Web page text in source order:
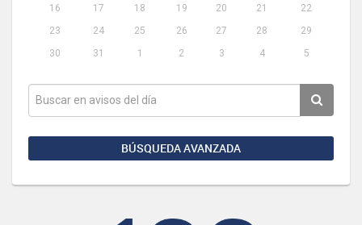
16
17 18 19 20 21
22
23
24 25 26 27 28
29
30
31 1 2 3 4 5
BÚSQUEDA AVANZADA